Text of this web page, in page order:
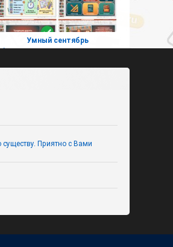
Умный сентябрь
(интерактивная викторина ко
Приятно с Вами